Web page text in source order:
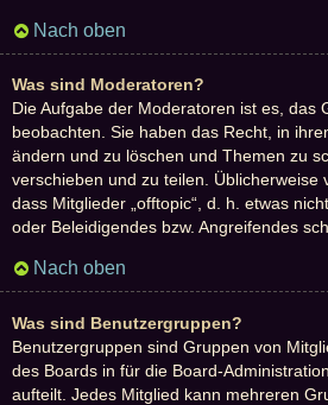
Nach oben
Was sind Moderatoren?
Die Aufgabe der Moderatoren ist es, das
beobachten. Sie haben das Recht, in
ändern und zu löschen und Themen zu
verschieben und zu teilen. Üblicherweise
dass Mitglieder „offtopic“, d. h. etwas
oder Beleidigendes bzw. Angreifendes
Nach oben
Was sind Benutzergruppen?
Benutzergruppen sind Gruppen von
des Boards in für die Board-
aufteilt. Jedes Mitglied kann mehreren